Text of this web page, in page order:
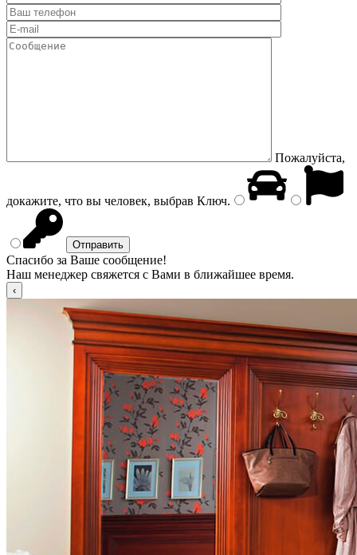
Пожалуйста,
докажите, что вы человек, выбрав Ключ.
Спасибо за Ваше сообщение!
Наш менеджер свяжется с Вами в ближайшее время.